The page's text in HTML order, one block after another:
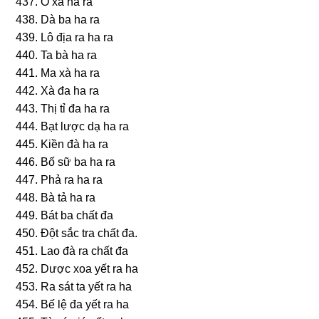
438. Dà ba ha ra
439. Lô địa ra ha ra
440. Ta bà ha ra
441. Ma xà ha ra
442. Xà đa ha ra
443. Thị tỉ đa ha ra
444. Bạt lược dạ ha ra
445. Kiền đà ha ra
446. Bố ѕữ ba ha ra
447. Phả ra ha ra
448. Bà tả ha ra
449. Bát ba chất đa
450. Ðột ѕắc tra chất đa.
451. Lao đà ra chất đa
452. Dược xoa yết ra ha
453. Ra ѕát ta yết ra ha
454. Bế lệ đa yết ra ha